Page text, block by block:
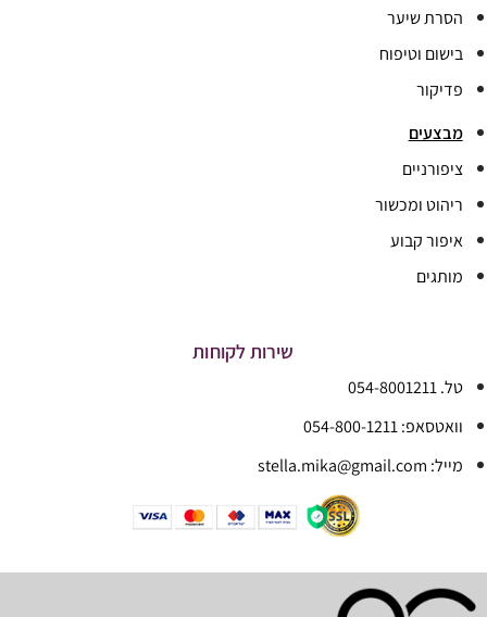
הסרת שיער
בישום וטיפוח
פדיקור
מבצעים
ציפורניים
ריהוט ומכשור
איפור קבוע
מותגים
שירות לקוחות
טל. 054-8001211
וואטסאפ: 054-800-1211
מייל: stella.mika@gmail.com